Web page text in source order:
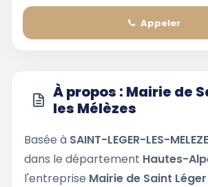
Appeler
À propos : Mairie de
les Mélèzes
Basée à SAINT-LEGER-LES-
dans le département Hautes-
l'entreprise Mairie de Saint